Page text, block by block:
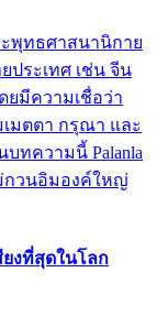
พุทธศาสนานิกาย
ประเทศ เช่น จีน
ยมีความเชื่อว่า
มตตา กรุณา และ
ทความนี้ Palanla
กวนอิมองค์ใหญ่
งที่สุดในโลก